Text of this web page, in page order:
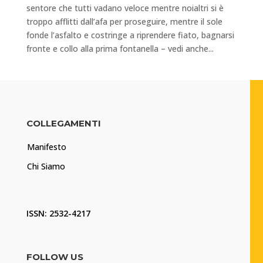
sentore che tutti vadano veloce mentre noialtri si è
troppo afflitti dall’afa per proseguire, mentre il sole
fonde l’asfalto e costringe a riprendere fiato, bagnarsi
fronte e collo alla prima fontanella – vedi anche...
COLLEGAMENTI
Manifesto
Chi Siamo
ISSN: 2532-4217
FOLLOW US